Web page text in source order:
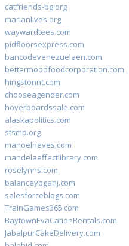
catfriends-bg.org
marianlives.org
waywardtees.com
pidfloorsexpress.com
bancodevenezuelaen.com
bettermoodfoodcorporation.com
hingstonnt.com
chooseagender.com
hoverboardssale.com
alaskapolitics.com
stsmp.org
manoelneves.com
mandelaeffectlibrary.com
roselynns.com
balanceyoganj.com
salesforceblogs.com
TrainGames365.com
BaytownEvaCationRentals.com
JabalpurCakeDelivery.com